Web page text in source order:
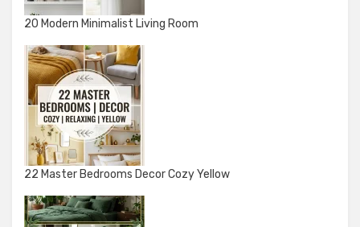
20 Modern Minimalist Living Room
22 Master Bedrooms Decor Cozy Yellow